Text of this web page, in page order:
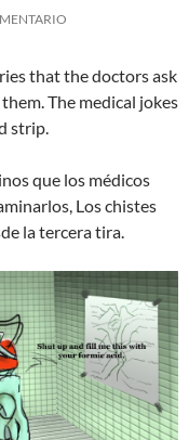
that the doctors ask
The medical jokes
strip.
que los médicos
Los chistes
la tercera tira.